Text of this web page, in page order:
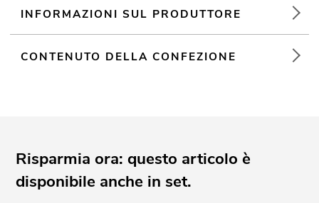
INFORMAZIONI SUL PRODUTTORE
CONTENUTO DELLA CONFEZIONE
Risparmia ora: questo articolo è
disponibile anche in set.